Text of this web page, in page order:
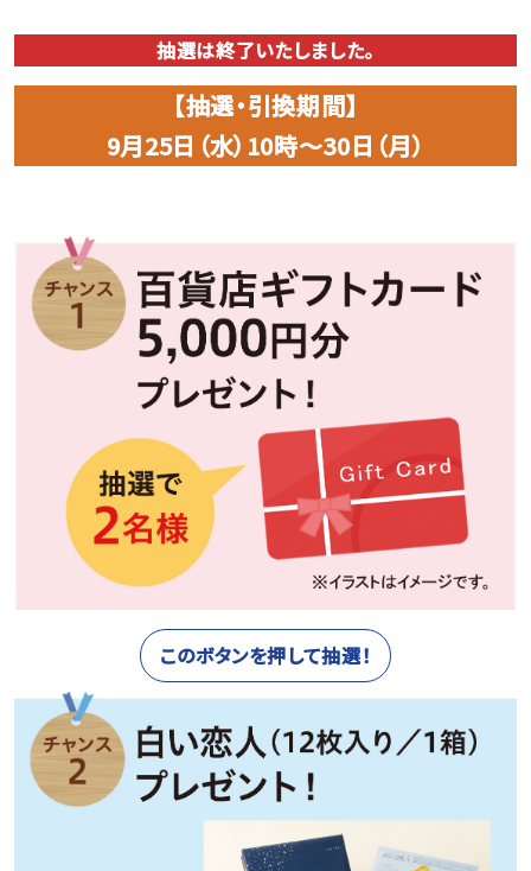
抽選は終了いたしました。
【抽選・引換期間】
9月25日（水）10時～30日（月）
このボタンを押して抽選！